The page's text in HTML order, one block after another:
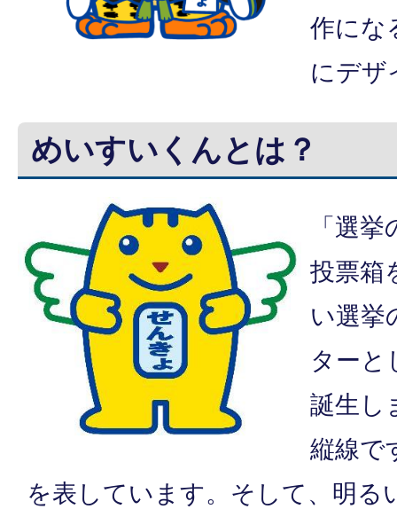
作にな
にデザ
めいすいくんとは？
「選
投票箱
い選挙
ターと
誕生し
縦線で
を表しています。そして、明る